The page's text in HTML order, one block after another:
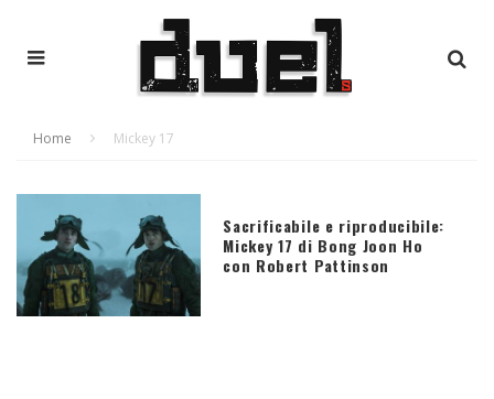
Home Mickey 17
Sacrificabile e riproducibile:
Mickey 17 di Bong Joon Ho
con Robert Pattinson